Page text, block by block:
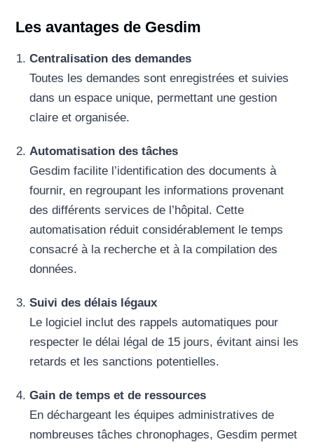
Les avantages de Gesdim
Centralisation des demandes
Toutes les demandes sont enregistrées et suivies
dans un espace unique, permettant une gestion
claire et organisée.
Automatisation des tâches
Gesdim facilite l’identification des documents à
fournir, en regroupant les informations provenant
des différents services de l’hôpital. Cette
automatisation réduit considérablement le temps
consacré à la recherche et à la compilation des
données.
Suivi des délais légaux
Le logiciel inclut des rappels automatiques pour
respecter le délai légal de 15 jours, évitant ainsi les
retards et les sanctions potentielles.
Gain de temps et de ressources
En déchargeant les équipes administratives de
nombreuses tâches chronophages, Gesdim permet